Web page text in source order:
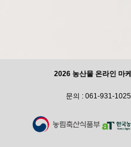
2026 농산물 온라인 마
문의 : 061-931-